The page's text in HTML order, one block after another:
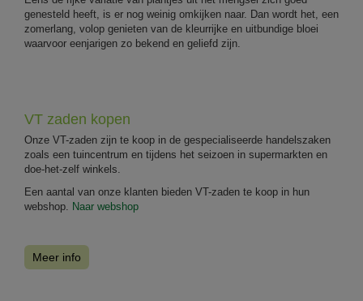
genesteld heeft, is er nog weinig omkijken naar. Dan wordt het, een
zomerlang, volop genieten van de kleurrijke en uitbundige bloei
waarvoor eenjarigen zo bekend en geliefd zijn.
VT zaden kopen
Onze VT-zaden zijn te koop in de gespecialiseerde handelszaken
zoals een tuincentrum en tijdens het seizoen in supermarkten en
doe-het-zelf winkels.
Een aantal van onze klanten bieden VT-zaden te koop in hun
webshop.
Naar webshop
Meer info